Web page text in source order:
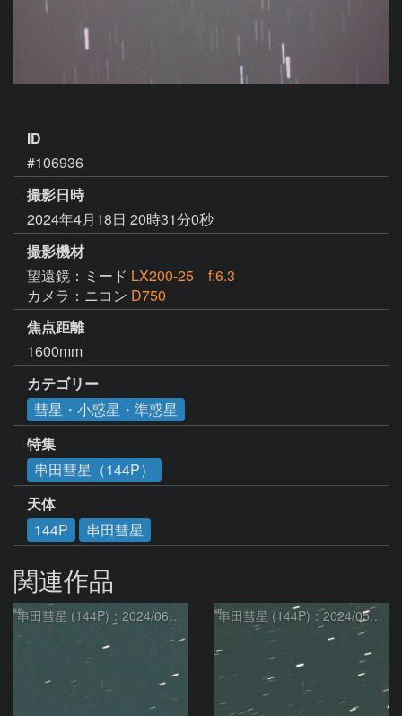
ID
#106936
撮影日時
2024年4月18日 20時31分0秒
撮影機材
望遠鏡：ミード LX200-25 f:6.3
カメラ：ニコン D750
焦点距離
1600mm
カテゴリー
彗星・小惑星・準惑星
特集
串田彗星（144P）
天体
144P
串田彗星
関連作品
串田彗星 (144P)：2024/06/08 串田彗星 (144P)：2024/05/29